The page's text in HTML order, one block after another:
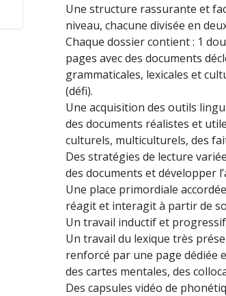
Une structure rassurante et
niveau, chacune divisée en
Chaque dossier contient : 1
pages avec des documents
grammaticales, lexicales et
(défi).
Une acquisition des outils
des documents réalistes et
culturels, multiculturels, des
Des stratégies de lecture
des documents et développer
Une place primordiale
réagit et interagit à partir de
Un travail inductif et
Un travail du lexique très
renforcé par une page dédiée
des cartes mentales, des
Des capsules vidéo de